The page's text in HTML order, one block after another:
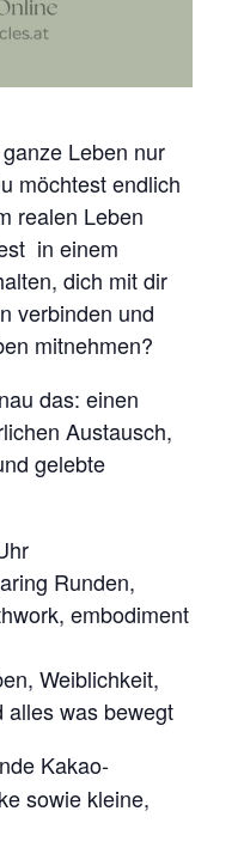
Leben nur
möchtest endlich
realen Leben
in einem
dich mit dir
verbinden und
mitnehmen?
das: einen
Austausch,
gelebte
Runden,
embodiment
Weiblichkeit,
alles was bewegt
Kakao-
sowie kleine,